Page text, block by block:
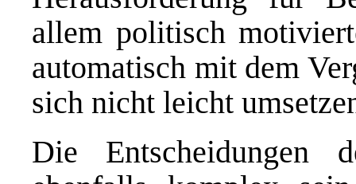
allem politisch
automatisch mit dem
sich nicht leicht
Die Entscheidungen